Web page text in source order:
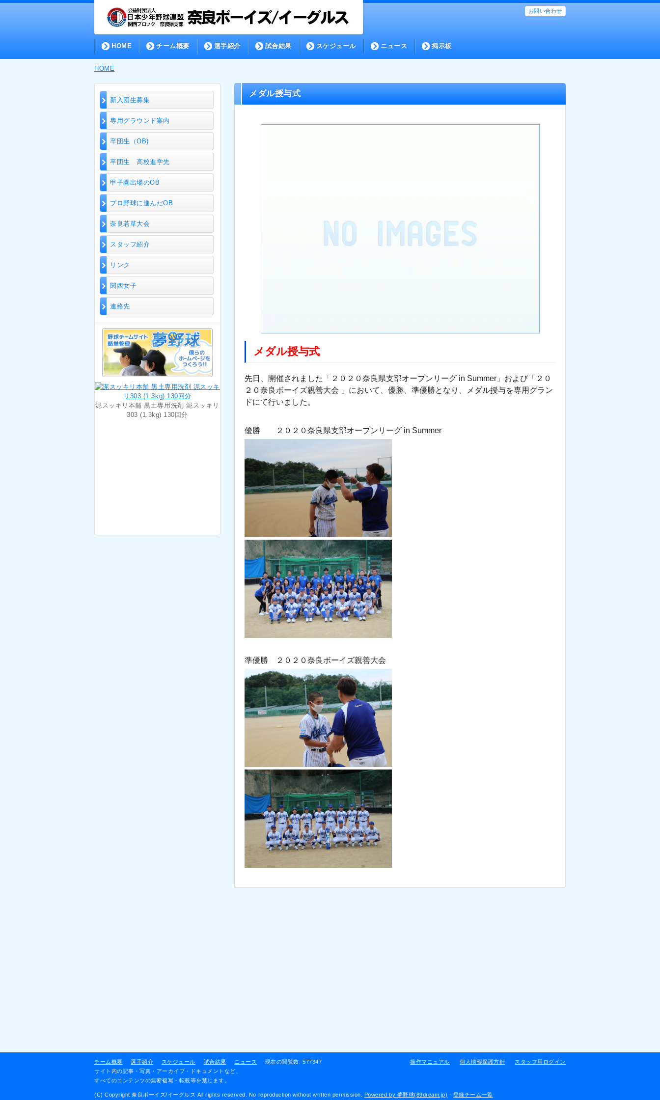
お問い合わせ
HOME チーム概要 選手紹介 試合結果 スケジュール ニュース 掲示板
HOME
新入団生募集
専用グラウンド案内
卒団生（OB)
卒団生 高校進学先
甲子園出場のOB
プロ野球に進んだOB
奈良若草大会
スタッフ紹介
リンク
関西女子
連絡先
泥スッキリ本舗 黒土専用洗剤 泥スッキリ
303 (1.3kg) 130回分
メダル授与式
メダル授与式
先日、開催されました「２０２０奈良県支部オープンリーグ in Summer」および「２０
２０奈良ボーイズ親善大会 」において、優勝、準優勝となり、メダル授与を専用グラン
ドにて行いました。
優勝 ２０２０奈良県支部オープンリーグ in Summer
準優勝 ２０２０奈良ボーイズ親善大会
チーム概要 選手紹介 スケジュール 試合結果 ニュース 現在の閲覧数: 577347 操作マニュアル 個人情報保護方針
スタッフ用ログイン
サイト内の記事・写真・アーカイブ・ドキュメントなど、
すべてのコンテンツの無断複写・転載等を禁じます。
(C) Copyright 奈良ボーイズ/イーグルス All rights reserved. No reproduction without written permission. Powered by 夢野球(89dream.jp) - 登録チーム一覧